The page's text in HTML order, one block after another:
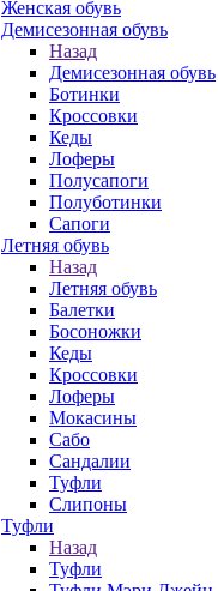
Женская обувь
Демисезонная обувь
Назад
Демисезонная обувь
Ботинки
Кроссовки
Кеды
Лоферы
Полусапоги
Полуботинки
Сапоги
Летняя обувь
Назад
Летняя обувь
Балетки
Босоножки
Кеды
Кроссовки
Лоферы
Мокасины
Сабо
Сандалии
Туфли
Слипоны
Туфли
Назад
Туфли